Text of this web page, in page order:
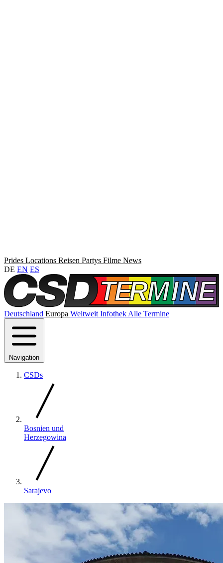
Prides Locations Reisen Partys Filme News
DE EN ES
Deutschland Europa Weltweit Infothek Alle Termine
Navigation
CSDs
Bosnien und
Herzegowina
Sarajevo